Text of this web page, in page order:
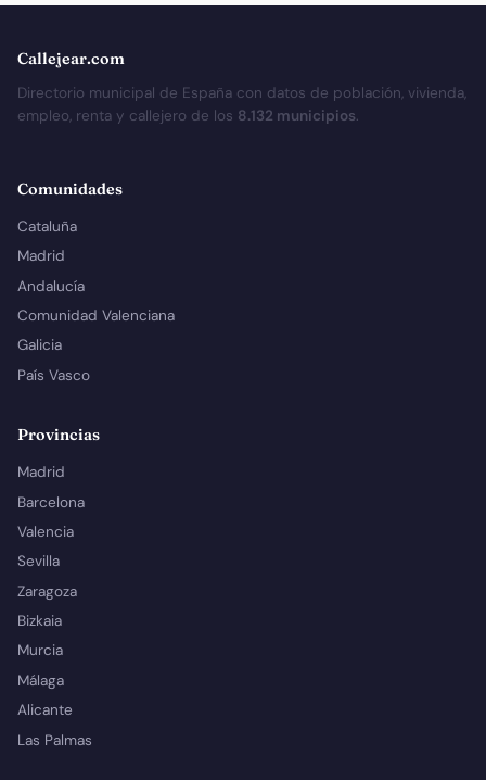
Callejear.com
Directorio municipal de España con datos de población, vivienda,
empleo, renta y callejero de los 8.132 municipios.
Comunidades
Cataluña
Madrid
Andalucía
Comunidad Valenciana
Galicia
País Vasco
Provincias
Madrid
Barcelona
Valencia
Sevilla
Zaragoza
Bizkaia
Murcia
Málaga
Alicante
Las Palmas